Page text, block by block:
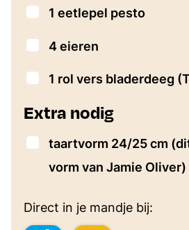
▢
1 eetlepel pesto
▢
4eieren
▢
1 rol vers bladerdeeg
Extra nodig
▢
taartvorm 24/25 cm
vorm van Jamie Oliver)
Direct in je mandje bij: